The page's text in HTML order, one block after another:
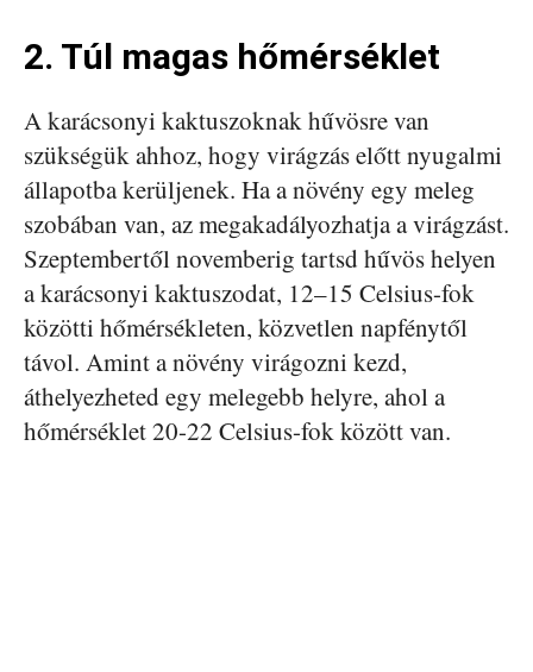
2. Túl magas hőmérséklet
A karácsonyi kaktuszoknak hűvösre van
szükségük ahhoz, hogy virágzás előtt nyugalmi
állapotba kerüljenek. Ha a növény egy meleg
szobában van, az megakadályozhatja a virágzást.
Szeptembertől novemberig tartsd hűvös helyen
a karácsonyi kaktuszodat, 12–15 Celsius-fok
közötti hőmérsékleten, közvetlen napfénytől
távol. Amint a növény virágozni kezd,
áthelyezheted egy melegebb helyre, ahol a
hőmérséklet 20-22 Celsius-fok között van.